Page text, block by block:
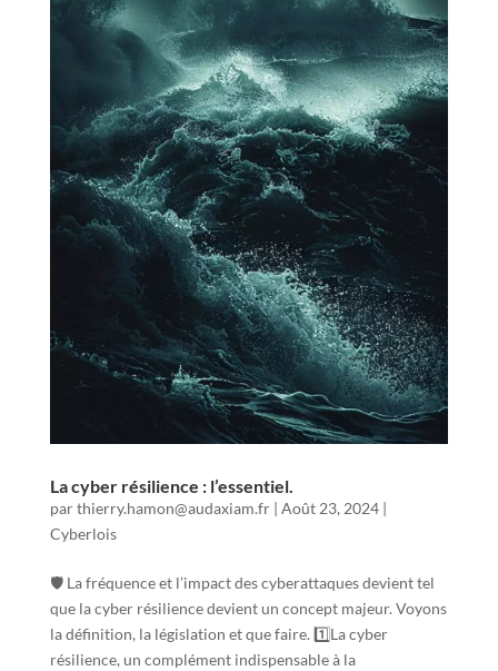
La cyber résilience : l’essentiel.
parthierry.hamon@audaxiam.fr| Août 23, 2024|
Cyberlois
🛡️ La fréquence et l’impact des cyberattaques devient tel
que la cyber résilience devient un concept majeur. Voyons
la définition, la législation et que faire. 1️⃣La cyber
résilience, un complément indispensable à la